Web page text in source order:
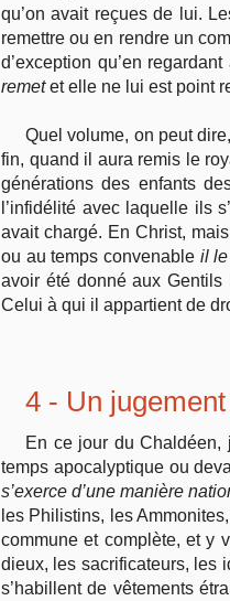
qu’on avait reçues de lui.
remettre ou en rendre un
d’exception qu’en
remetet elle ne lui est point
Quel volume, on peut
fin, quand il aura remis le
générations des enfants
l’infidélité avec laquelle ils
avait chargé. En Christ,
ou au temps convenableil le
avoir été donné aux Gentils
Celui à qui il appartient de
4 - Un
En ce jour du Chaldéen,
temps apocalyptique ou
s’exerce d’une manière
les Philistins, les
commune et complète, et y
dieux, les sacrificateurs, les
s’habillent de vêtements